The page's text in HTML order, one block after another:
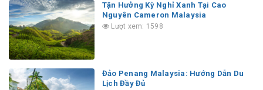
Tận Hưởng Kỳ Nghỉ Xanh Tại Cao
Nguyên Cameron Malaysia
Lượt xem: 1598
Đảo Penang Malaysia: Hướng Dẫn Du
Lịch Đầy Đủ